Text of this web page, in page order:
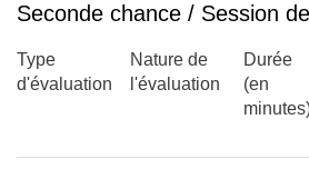
Seconde chance / Session
Type
d'évaluation
Nature de
l'évaluation
Durée
(en